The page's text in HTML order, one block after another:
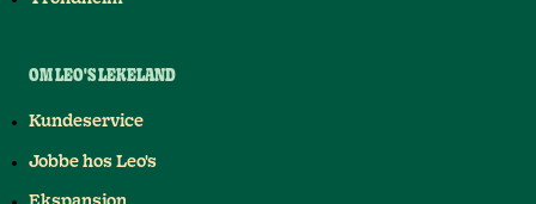
OM LEO'S LEKELAND
Kundeservice
Jobbe hos Leo's